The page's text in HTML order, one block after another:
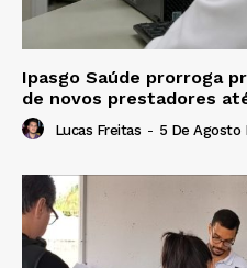
Ipasgo Saúde prorroga
de novos prestadores
Lucas Freitas - 5 De Agosto